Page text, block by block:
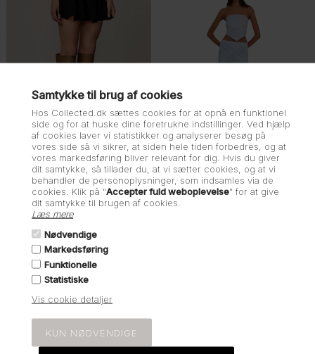
Samtykke til brug af cookies
Hos Collected.dk sættes cookies for at opnå en funktionel
side og for at huske dine foretrukne indstillinger. Ved hjælp
af cookies laver vi statistikker og analyserer besøg på
vores side så vi sikrer, at siden hele tiden forbedres, og at
vores markedsføring bliver relevant for dig. Hvis du giver
dit samtykke, så tillader du, at vi sætter cookies, og at vi
behandler de personoplysninger, som indsamles via de
cookies. Klik på "Accepter fuld weboplevelse" for at give
dit samtykke til brugen af cookies.
Læs mere
Nødvendige
Markedsføring
Funktionelle
Statistiske
Vis cookie detaljer
S
Herskind, Walker Knit
Skirt, Black
479,40 799,00
34 36
Rotate, Mini skirt,
-50%